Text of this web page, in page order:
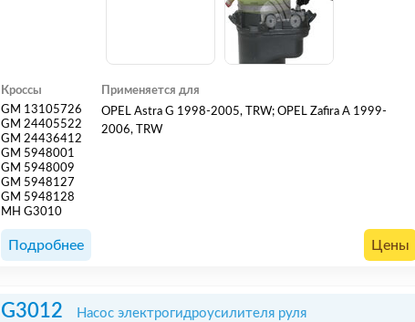
Кроссы
GM 13105726
GM 24405522
GM 24436412
GM 5948001
GM 5948009
GM 5948127
GM 5948128
MH G3010
Применяется для
OPEL Astra G 1998-2005, TRW; OPEL Zafira A 1999-
2006, TRW
Подробнее Цены
G3012 Насос электрогидроусилителя руля